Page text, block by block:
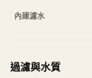
內建濾水
過濾與水質